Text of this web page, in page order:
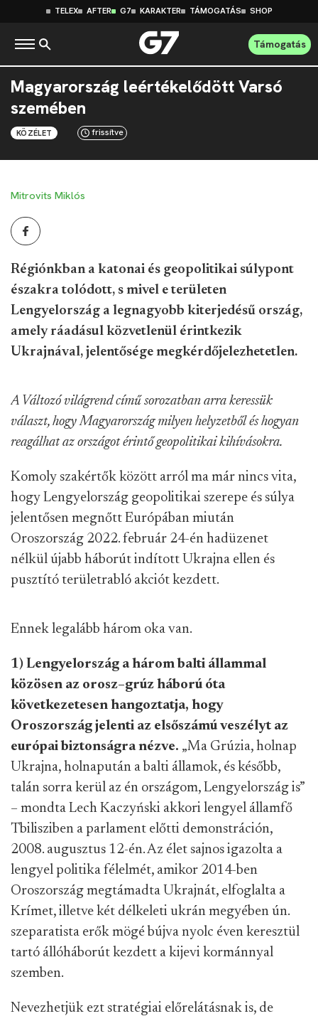
TELEX AFTER G7 KARAKTER TÁMOGATÁS SHOP
Támogatás
Magyarország leértékelődött Varsó
szemében
KÖZÉLET frissítve
Mitrovits Miklós
Régiónkban a katonai és geopolitikai súlypont
északra tolódott, s mivel e területen
Lengyelország a legnagyobb kiterjedésű ország,
amely ráadásul közvetlenül érintkezik
Ukrajnával, jelentősége megkérdőjelezhetetlen.
A Változó világrend című sorozatban arra keressük
választ, hogy Magyarország milyen helyzetből és hogyan
reagálhat az országot érintő geopolitikai kihívásokra.
Komoly szakértők között arról ma már nincs vita,
hogy Lengyelország geopolitikai szerepe és súlya
jelentősen megnőtt Európában miután
Oroszország 2022. február 24-én hadüzenet
nélkül újabb háborút indított Ukrajna ellen és
pusztító területrabló akciót kezdett.
Ennek legalább három oka van.
1) Lengyelország a három balti állammal
közösen az orosz–grúz háború óta
következetesen hangoztatja, hogy
Oroszország jelenti az elsőszámú veszélyt az
európai biztonságra nézve. „Ma Grúzia, holnap
Ukrajna, holnapután a balti államok, és később,
talán sorra kerül az én országom, Lengyelország is”
– mondta Lech Kaczyński akkori lengyel államfő
Tbilisziben a parlament előtti demonstráción,
2008. augusztus 12-én. Az élet sajnos igazolta a
lengyel politika félelmét, amikor 2014-ben
Oroszország megtámadta Ukrajnát, elfoglalta a
Krímet, illetve két délkeleti ukrán megyében ún.
szeparatista erők mögé bújva nyolc éven keresztül
tartó állóháborút kezdett a kijevi kormánnyal
szemben.
Nevezhetjük ezt stratégiai előrelátásnak is, de